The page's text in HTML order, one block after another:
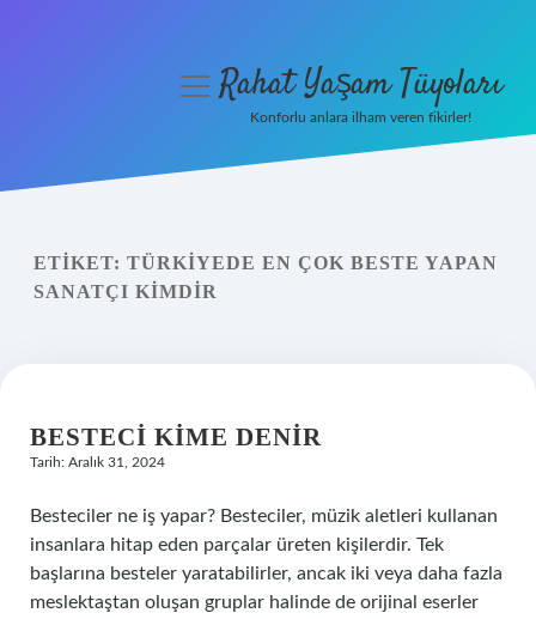
Yasal Uyarı
menüyüRahat Yaşam Tüyoları
Konforlu anlara ilham veren fikirler!
ETIKET: TÜRKIYEDE EN ÇOK BESTE YAPAN
SANATÇI KIMDIR
BESTECI KIME DENIR
Tarih: Aralık 31, 2024
Besteciler ne iş yapar? Besteciler, müzik aletleri kullanan
insanlara hitap eden parçalar üreten kişilerdir. Tek
başlarına besteler yaratabilirler, ancak iki veya daha fazla
meslektaştan oluşan gruplar halinde de orijinal eserler